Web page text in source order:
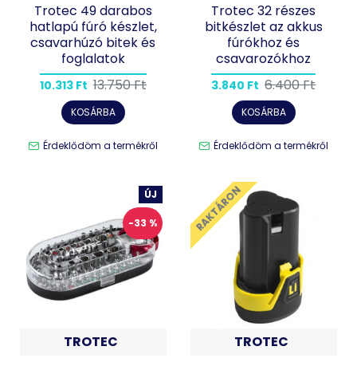
Trotec 49 darabos
hatlapú fúró készlet,
csavarhúzó bitek és
foglalatok
10.313 Ft 13.750 Ft
KOSÁRBA
Érdeklődöm a termékről
Trotec 32 részes
bitkészlet az akkus
fúrókhoz és
csavarozókhoz
3.840 Ft 6.400 Ft
KOSÁRBA
Érdeklődöm a termékről
ÚJ
-33 %
TROTEC
RAKTÁRON
TROTEC